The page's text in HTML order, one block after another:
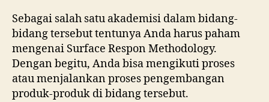
Sebagai salah satu akademisi dalam bidang-
bidang tersebut tentunya Anda harus paham
mengenai Surface Respon Methodology.
Dengan begitu, Anda bisa mengikuti proses
atau menjalankan proses pengembangan
produk-produk di bidang tersebut.